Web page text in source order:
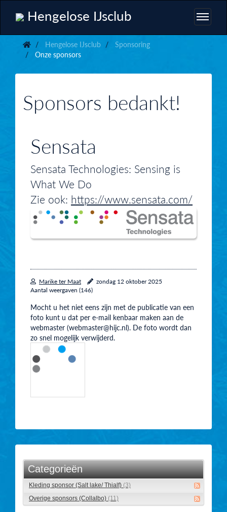
Hengelose IJsclub
Hengelose IJsclub
Sponsoring
Onze sponsors
Sponsors bedankt!
Sensata
Sensata Technologies: Sensing is
What We Do
Zie ook: https://www.sensata.com/
Marike ter Maat
zondag 12 oktober 2025
Aantal weergaven (146)
Mocht u het niet eens zijn met de publicatie van een
foto kunt u dat per e-mail kenbaar maken aan de
webmaster (webmaster@hijc.nl). De foto wordt dan
zo snel mogelijk verwijderd.
Categorieën
Kleding sponsor (Salt lake/ Thialf) (3)
Overige sponsors (Collalbo) (11)